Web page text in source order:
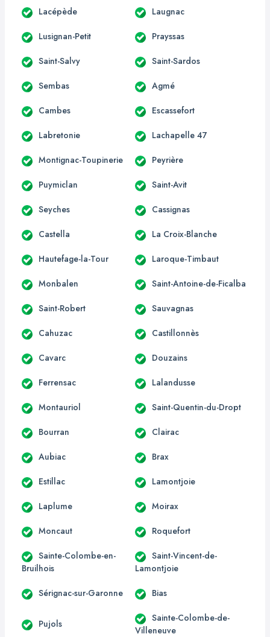
Lacépède Laugnac
Lusignan-Petit Prayssas
Saint-Salvy Saint-Sardos
Sembas Agmé
Cambes Escassefort
Labretonie Lachapelle 47
Montignac-Toupinerie Peyrière
Puymiclan Saint-Avit
Seyches Cassignas
Castella La Croix-Blanche
Hautefage-la-Tour Laroque-Timbaut
Monbalen Saint-Antoine-de-Ficalba
Saint-Robert Sauvagnas
Cahuzac Castillonnès
Cavarc Douzains
Ferrensac Lalandusse
Montauriol Saint-Quentin-du-Dropt
Bourran Clairac
Aubiac Brax
Estillac Lamontjoie
Laplume Moirax
Moncaut Roquefort
Sainte-Colombe-en-
Bruilhois
Saint-Vincent-de-
Lamontjoie
Sérignac-sur-Garonne Bias
Pujols
Sainte-Colombe-de-
Villeneuve